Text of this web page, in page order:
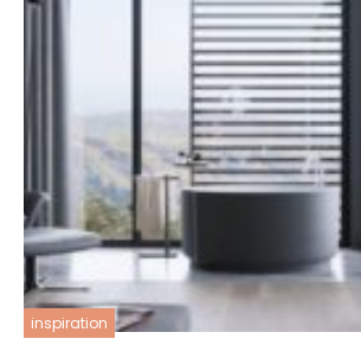
inspiration